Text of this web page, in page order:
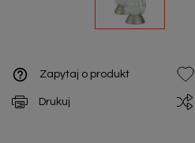
help_outline Zapytaj o produkt
Drukuj